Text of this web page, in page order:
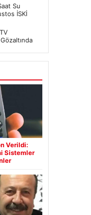
Su
İSKİ
Verildi:
Sistemler